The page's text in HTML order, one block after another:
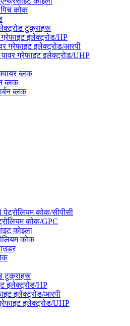
पिच कोक
टुक्राहरू
इलेक्ट्रोड/HP
ग्रेफाइट इलेक्ट्रोड/आरपी
पावर ग्रेफाइट इलेक्ट्रोड/UHP
ब्लक
ब्लक
ब्लक
पेट्रोलियम कोक/सीपीसी
कोक/GPC
कोइला
कोक
टुक्राहरू
इलेक्ट्रोड/HP
इलेक्ट्रोड/आरपी
इलेक्ट्रोड/UHP